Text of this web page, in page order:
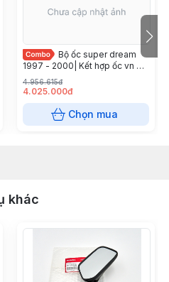
Bộ ốc super dream
1997 - 2000| Kết hợp ốc vn +
ốc thái ( số 10 )
4.956.615đ
4.025.000đ
Chọn mua
khác